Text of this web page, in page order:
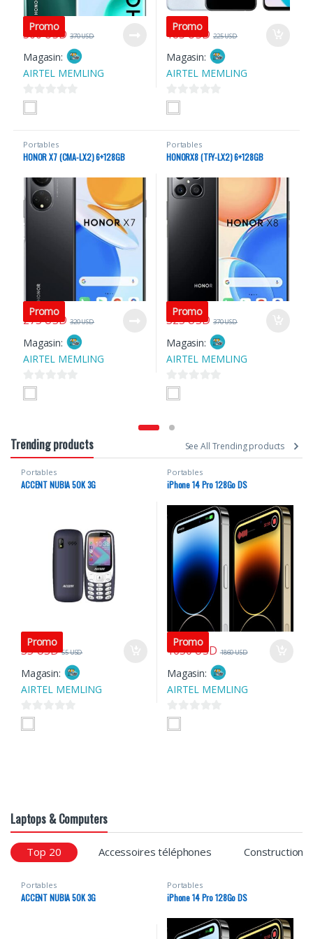
Promo
300USD 370USD
Magasin:
AIRTEL MEMLING
0
r
Promo
185USD 225USD
Magasin:
AIRTEL MEMLING
0
r
Portables
HONOR X7 (CMA-LX2) 6+128GB
Promo
275USD 320USD
Magasin:
AIRTEL MEMLING
0
5
Portables
HONORX8 (TFY-LX2) 6+128GB
Promo
325USD 370USD
Magasin:
AIRTEL MEMLING
0
Trending products See All Trending products
Portables
ACCENT NUBIA 50K 3G
Promo
35USD 55USD
Magasin:
AIRTEL MEMLING
0
Portables
iPhone 14 Pro 128Go DS
Promo
1650USD 1860USD
Magasin:
AIRTEL MEMLING
0
Laptops & Computers
Top 20 Accessoires téléphones Construction
Portables
ACCENT NUBIA 50K 3G
Portables
iPhone 14 Pro 128Go DS